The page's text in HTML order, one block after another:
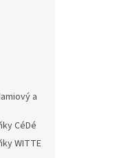
a
CéDé
WITTE